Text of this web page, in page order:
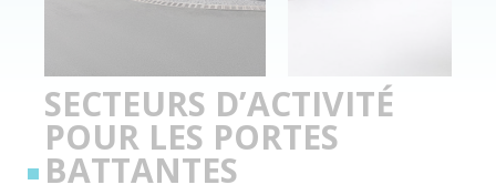
SECTEURS D’ACTIVITÉ
POUR LES PORTES
BATTANTES